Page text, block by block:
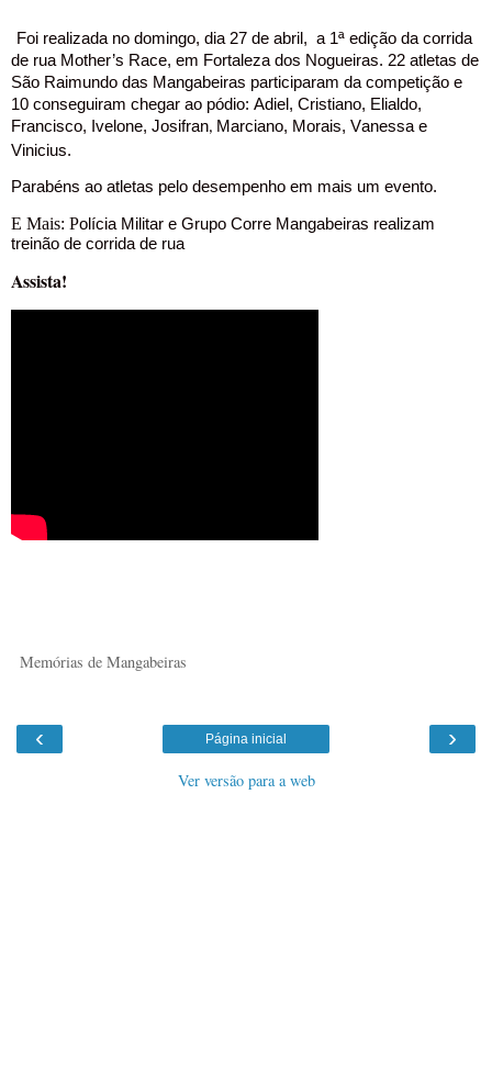
Foi realizada no domingo, dia 27 de abril, a 1ª edição da corrida
de rua Mother’s Race, em Fortaleza dos Nogueiras. 22 atletas de
São Raimundo das Mangabeiras participaram da competição e
10 conseguiram chegar ao pódio: Adiel, Cristiano, Elialdo,
Francisco, Ivelone, Josifran, Marciano, Morais, Vanessa e
Vinicius.
Parabéns ao atletas pelo desempenho em mais um evento.
E Mais: Polícia Militar e Grupo Corre Mangabeiras realizam
treinão de corrida de rua
Assista!
Memórias de Mangabeiras
‹ ›
Página inicial
Ver versão para a web